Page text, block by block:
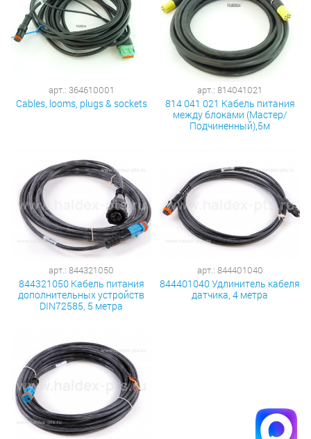
арт.: 364610001
Cables, looms, plugs & sockets
арт.: 814041021
814 041 021 Кабель питания
между блоками (Мастер/
Подчиненный),5м
арт.: 844321050
844321050 Кабель питания
дополнительных устройств
DIN72585, 5 метра
арт.: 844401040
844401040 Удлинитель кабеля
датчика, 4 метра